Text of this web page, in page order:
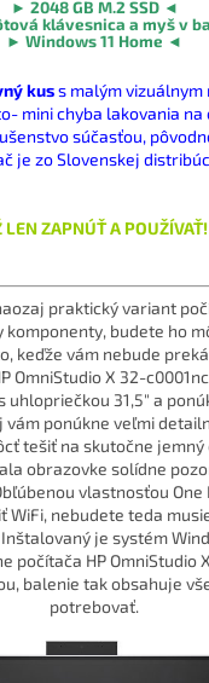
► 2048 GB M.2 SSD ◄
klávesnica a myš v
► Windows 11 Home ◄
kuss malým
mini chyba lakovania na
súčasťou,
je zo Slovenskej
LEN ZAPNÚŤ A POUŽÍVAŤ!
praktický variant
komponenty, budete ho
keďže vám nebude
OmniStudio X 32-
uhlopriečkou 31,5" a
vám ponúkne veľmi
tešiť na skutočne jemný
obrazovke solídne
vlastnosťou One
WiFi, nebudete teda
je systém
počítača HP OmniStudio
balenie tak obsahuje
potrebovať.